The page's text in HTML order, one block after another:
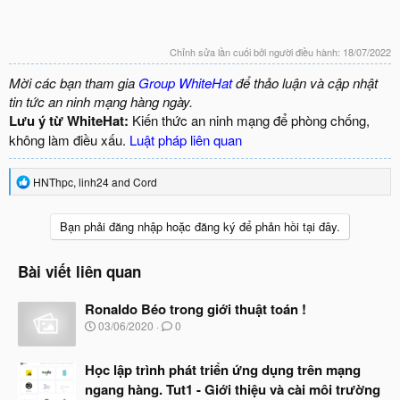
Chỉnh sửa lần cuối bởi người điều hành: 18/07/2022
Mời các bạn tham gia Group WhiteHatđể thảo luận và cập nhật
tin tức an ninh mạng hàng ngày.
Lưu ý từ WhiteHat: Kiến thức an ninh mạng để phòng chống,
không làm điều xấu. Luật pháp liên quan
R
e
o
n
HNThpc, linh24and Cord
Bạn phải đăng nhập hoặc đăng ký để phản hồi tại đây.
Bài viết liên quan
Ronaldo Béo trong giới thuật toán !
N
y
b
ắ
03/06/2020 0
Học lập trình phát triển ứng dụng trên mạng
ngang hàng. Tut1 - Giới thiệu và cài môi trường